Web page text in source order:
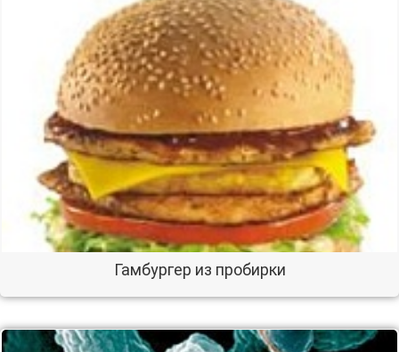
Гамбургер из пробирки